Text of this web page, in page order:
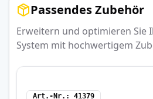
Passendes Zubehör
Erweitern und optimieren Sie
System mit hochwertigem
Art.-Nr. 41379